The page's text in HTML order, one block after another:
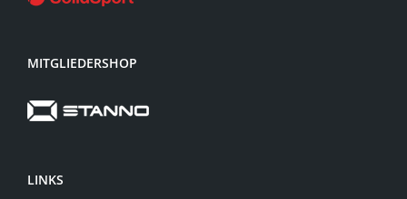
MITGLIEDERSHOP
LINKS